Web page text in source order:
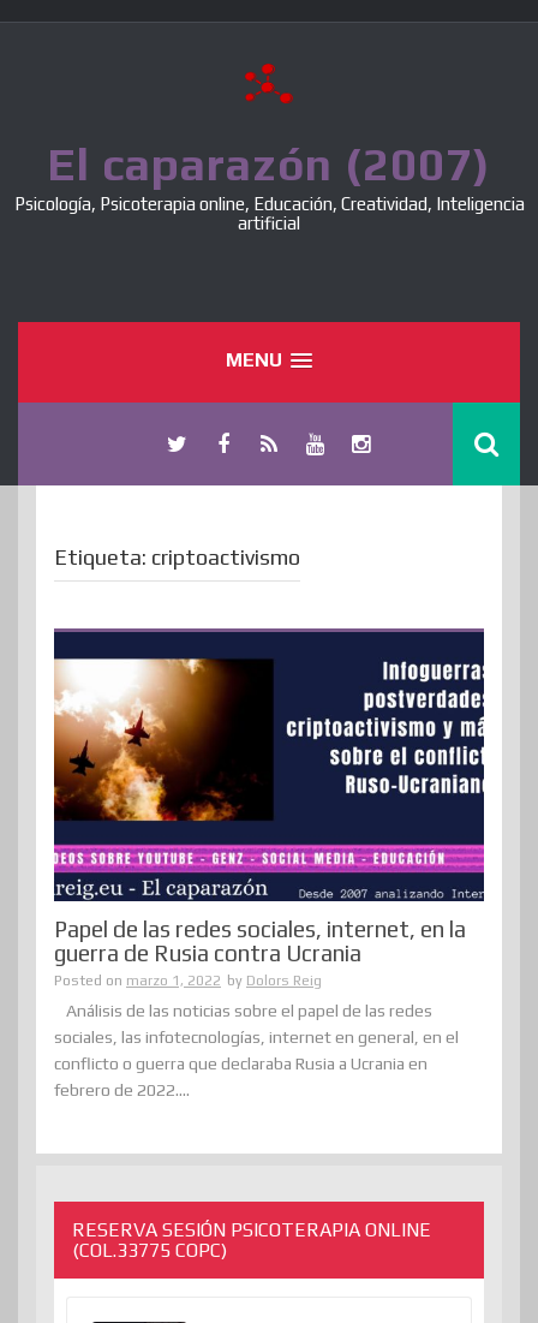
El caparazón (2007)
Psicología, Psicoterapia online, Educación, Creatividad, Inteligencia
artificial
MENU
Etiqueta: criptoactivismo
Papel de las redes sociales, internet, en la
guerra de Rusia contra Ucrania
Posted on marzo 1, 2022 by Dolors Reig
Análisis de las noticias sobre el papel de las redes
sociales, las infotecnologías, internet en general, en el
conflicto o guerra que declaraba Rusia a Ucrania en
febrero de 2022....
RESERVA SESIÓN PSICOTERAPIA ONLINE
(COL.33775 COPC)